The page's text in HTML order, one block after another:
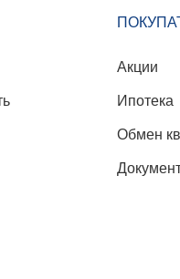
Акции
Ипотека
Обмен